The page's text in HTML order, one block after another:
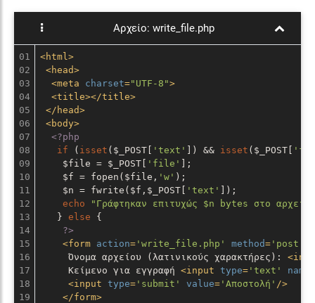
Αρχείο: write_file.php
01
02
03
04
05
06
07
08
09
10
11
12
13
14
15
16
17
18
19
<html >
<head>
<meta charset="UTF-8">
<title></title>
</ head>
<body>
<?php
if ( isset ($_POST[ 'text' ]) && isset ($_POST[
    $file = $_POST[
'file' ];
    $f = fopen($file,
'w' );
    $n = fwrite($f,$_POST[
'text' ]);
echo
"Γράφτηκαν επιτυχώς $n bytes στο
   }
else {
?>
<form action='write_file.php' method='post'
     Όνομα αρχείου (λατινικούς χαρακτήρες):
<
     Κείμενο για εγγραφή
<input type='text' name
<input type='submit' value='Αποστολή' />
</form>